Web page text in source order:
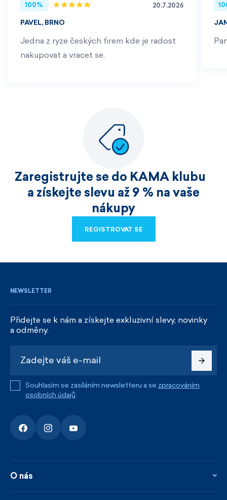
100% 20.7.2026
PAVEL, BRNO
Jedna z ryze českých firem kde je radost
nakupovat a vracet se.
Zaregistrujte se do KAMA klubu
a získejte slevu až 9 % na vaše
nákupy
REGISTROVAT SE
NEWSLETTER
Přidejte se k nám a získejte exkluzivní slevy, novinky
a odměny.
Souhlasím se zasíláním newsletteru a se zpracováním
osobních údajů.
O nás